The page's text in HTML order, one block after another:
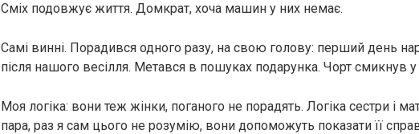
Сміх подовжує життя. Домкрат, хоча машин у них немає.
Самі винні. Порадився одного разу, на свою голову: перший день
після нашого весілля. Метався в пошуках подарунка. Чорт смикнув у
Моя логіка: вони теж жінки, поганого не порадять. Логіка сестри і
пара, раз я сам цього не розумію, вони допоможуть показати її